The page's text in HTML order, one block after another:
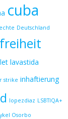
cuba
Deutschland
freiheit
lavastida
strike inhaftierung
lopezdiaz LSBTIQA+
Osorbo